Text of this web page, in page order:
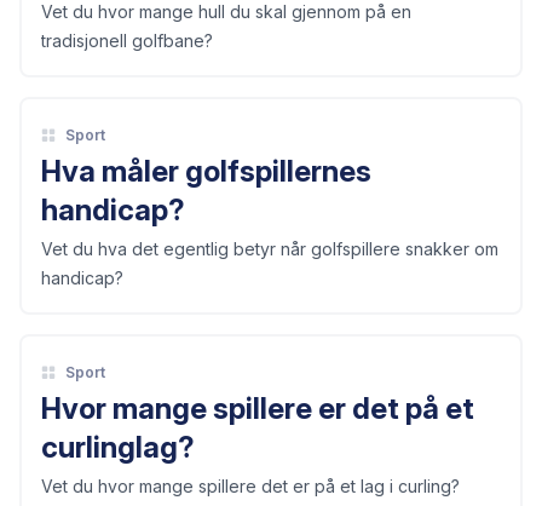
Vet du hvor mange hull du skal gjennom på en
tradisjonell golfbane?
Sport
Hva måler golfspillernes
handicap?
Vet du hva det egentlig betyr når golfspillere snakker om
handicap?
Sport
Hvor mange spillere er det på et
curlinglag?
Vet du hvor mange spillere det er på et lag i curling?